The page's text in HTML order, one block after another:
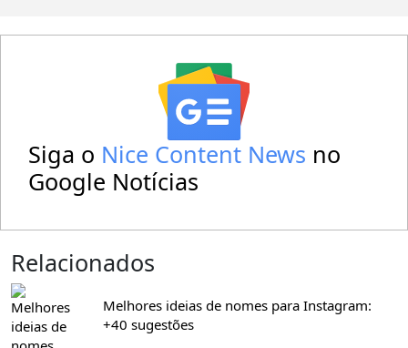
Siga o Nice Content News no
Google Notícias
Relacionados
Melhores ideias de nomes para Instagram:
+40 sugestões